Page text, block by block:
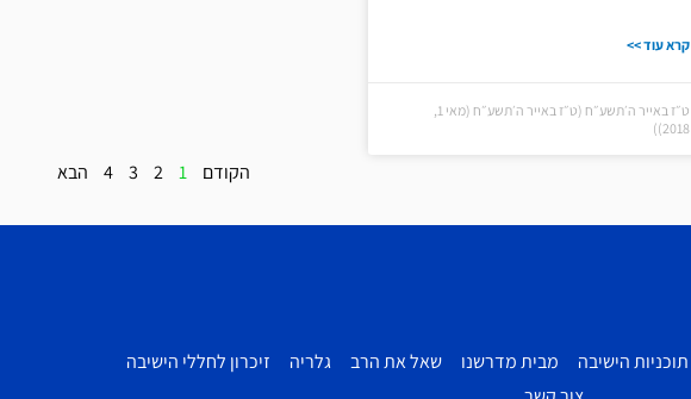
קרא עוד >>
ט״ז באייר ה׳תשע״ח (ט״ז באייר ה׳תשע״ח (מאי 1,
2018))
הקודם 1
2
3
4 הבא
תוכניות הישיבה מבית מדרשנו שאל את הרב גלריה
זיכרון לחללי הישיבה